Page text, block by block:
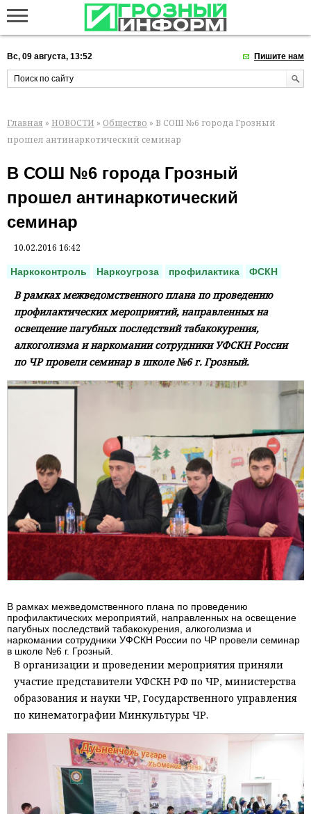
Вс, 09 августа, 13:52 Пишите нам
Главная » НОВОСТИ » Общество » В СОШ №6 города Грозный
прошел антинаркотический семинар
В СОШ №6 города Грозный
прошел антинаркотический
семинар
10.02.2016 16:42
Наркоконтроль Наркоугроза профилактика ФСКН
В рамках межведомственного плана по проведению
профилактических мероприятий, направленных на
освещение пагубных последствий табакокурения,
алкоголизма и наркомании сотрудники УФСКН России
по ЧР провели семинар в школе №6 г. Грозный.
В рамках межведомственного плана по проведению
профилактических мероприятий, направленных на освещение
пагубных последствий табакокурения, алкоголизма и
наркомании сотрудники УФСКН России по ЧР провели семинар
в школе №6 г. Грозный.
В организации и проведении мероприятия приняли
участие представители УФСКН РФ по ЧР, министерства
образования и науки ЧР, Государственного управления
по кинематографии Минкультуры ЧР.